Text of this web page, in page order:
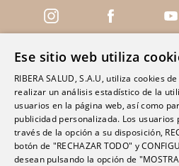
Centros
Clínica Polusa Santo Domingo
Clínica Ribera Ciudad Quesada
Clínica Ribera Cartagena
Ese sitio web utiliza
RIBERA SALUD, S.A.U, utiliza cookies
realizar un análisis estadístico de la
usuarios en la página web, así como
publicidad personalizada. Los usuarios
través de la opción a su disposición,
botón de "RECHAZAR TODO" y
desean pulsando la opción de